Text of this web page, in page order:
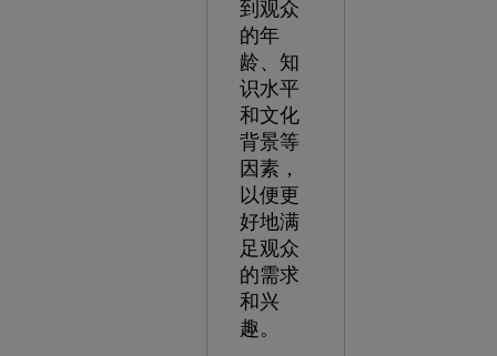
到观众
的年
龄、知
识水平
和文化
背景等
因素，
以便更
好地满
足观众
的需求
和兴
趣。